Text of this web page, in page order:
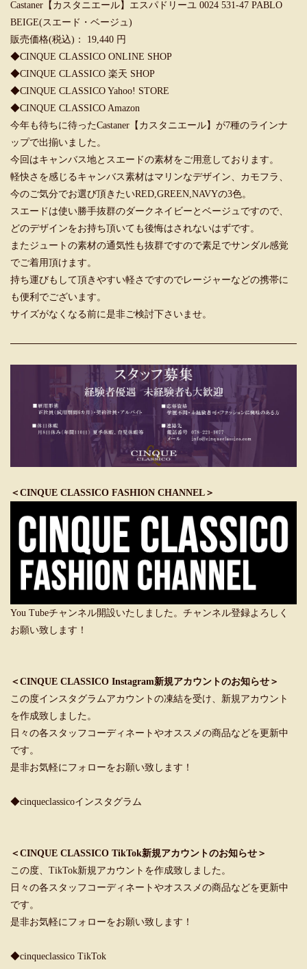
Castaner【カスタニエール】エスパドリーユ 0024 531-47 PABLO
BEIGE(スエード・ベージュ)
販売価格(税込)： 19,440 円
◆CINQUE CLASSICO ONLINE SHOP
◆CINQUE CLASSICO 楽天 SHOP
◆CINQUE CLASSICO Yahoo! STORE
◆CINQUE CLASSICO Amazon
今年も待ちに待ったCastaner【カスタニエール】が7種のラインナ
ップで出揃いました。
今回はキャンバス地とスエードの素材をご用意しております。
軽快さを感じるキャンバス素材はマリンなデザイン、カモフラ、
今のご気分でお選び頂きたいRED,GREEN,NAVYの3色。
スエードは使い勝手抜群のダークネイビーとベージュですので、
どのデザインをお持ち頂いても後悔はされないはずです。
またジュートの素材の通気性も抜群ですので素足でサンダル感覚
でご着用頂けます。
持ち運びもして頂きやすい軽さですのでレージャーなどの携帯に
も便利でございます。
サイズがなくなる前に是非ご検討下さいませ。
＜CINQUE CLASSICO FASHION CHANNEL＞
You Tubeチャンネル開設いたしました。チャンネル登録よろしく
お願い致します！
＜CINQUE CLASSICO Instagram新規アカウントのお知らせ＞
この度インスタグラムアカウントの凍結を受け、新規アカウント
を作成致しました。
日々の各スタッフコーディネートやオススメの商品などを更新中
です。
是非お気軽にフォローをお願い致します！
◆cinqueclassicoインスタグラム
＜CINQUE CLASSICO TikTok新規アカウントのお知らせ＞
この度、TikTok新規アカウントを作成致しました。
日々の各スタッフコーディネートやオススメの商品などを更新中
です。
是非お気軽にフォローをお願い致します！
◆cinqueclassico TikTok